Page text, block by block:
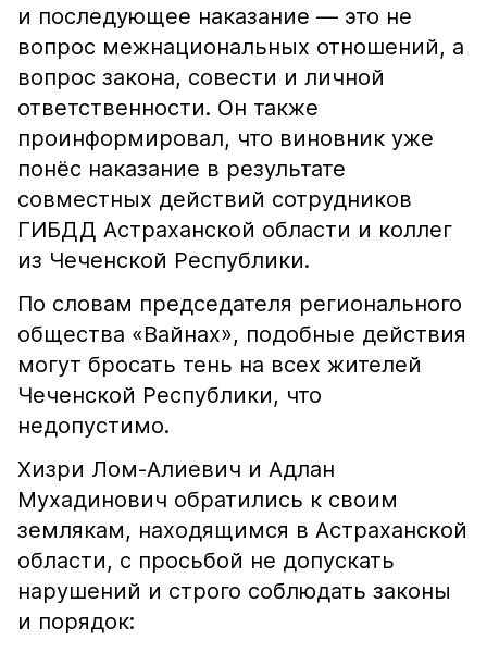
и последующее наказание — это не
вопрос межнациональных отношений, а
вопрос закона, совести и личной
ответственности. Он также
проинформировал, что виновник уже
понёс наказание в результате
совместных действий сотрудников
ГИБДД Астраханской области и коллег
из Чеченской Республики.
По словам председателя регионального
общества «Вайнах», подобные действия
могут бросать тень на всех жителей
Чеченской Республики, что
недопустимо.
Хизри Лом-Алиевич и Адлан
Мухадинович обратились к своим
землякам, находящимся в Астраханской
области, с просьбой не допускать
нарушений и строго соблюдать законы
и порядок: